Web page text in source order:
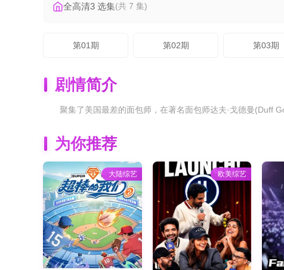
全高清3 选集(共 7 集)
第01期 第02期 第03期
剧情简介
聚集了美国最差的面包师，在著名面包师达夫·戈德曼(Duff
为你推荐
大陆综艺 欧美综艺